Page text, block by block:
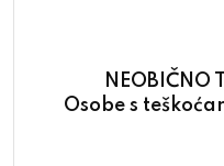
NEOBIČNO
Osobe s